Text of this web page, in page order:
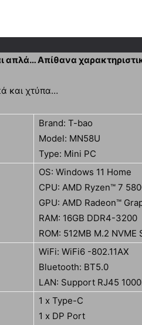
απλά… Απίθανα
και χτύπα…
Brand: T-bao
Model: MN58U
Type: Mini PC
OS: Windows 11 Home
CPU: AMD Ryzen™ 7
GPU: AMD Radeon™
RAM: 16GB DDR4-3200
ROM: 512MB M.2 NVME
WiFi: WiFi6 -802.11AX
Bluetooth: BT5.0
LAN: Support RJ45
1 x Type-C
1 x DP Port